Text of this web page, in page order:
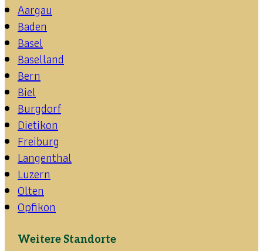
Aargau
Baden
Basel
Baselland
Bern
Biel
Burgdorf
Dietikon
Freiburg
Langenthal
Luzern
Olten
Opfikon
Weitere Standorte